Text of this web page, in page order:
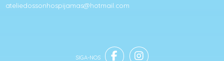
ateliedossonhospijamas@hotmail.com